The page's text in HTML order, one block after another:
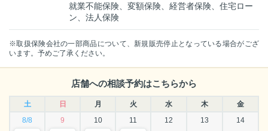
就業不能保険、変額保険、経営者保険、住宅ロー
ン、法人保険
※取扱保険会社の一部商品について、新規販売停止となっている場合がござ
います。予めご了承ください。
店舗への相談予約はこちらから
土 日 月 火 水 木
金
8/8
9 10 11 12 13 14